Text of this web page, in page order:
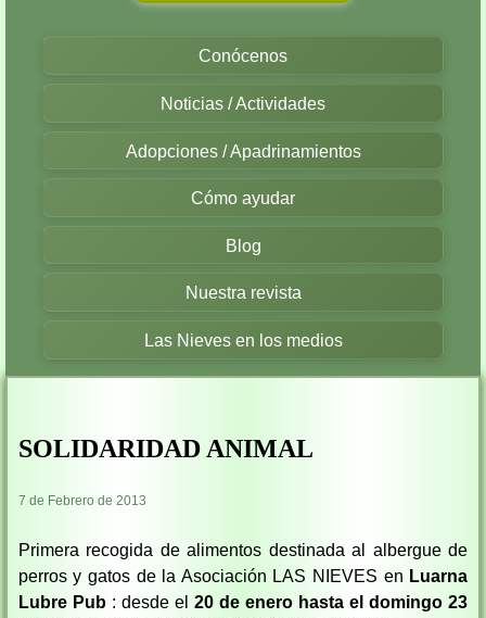
Conócenos
Noticias / Actividades
Adopciones / Apadrinamientos
Cómo ayudar
Blog
Nuestra revista
Las Nieves en los medios
SOLIDARIDAD ANIMAL
7 de Febrero de 2013
Primera recogida de alimentos destinada al albergue de
perros y gatos de la Asociación LAS NIEVES en Luarna
Lubre Pub: desde el 20 de enero hasta el domingo 23